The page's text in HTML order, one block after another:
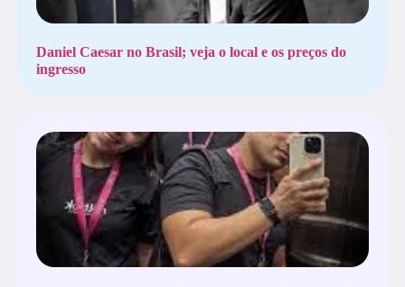
Daniel Caesar no Brasil; veja o local e os preços do
ingresso